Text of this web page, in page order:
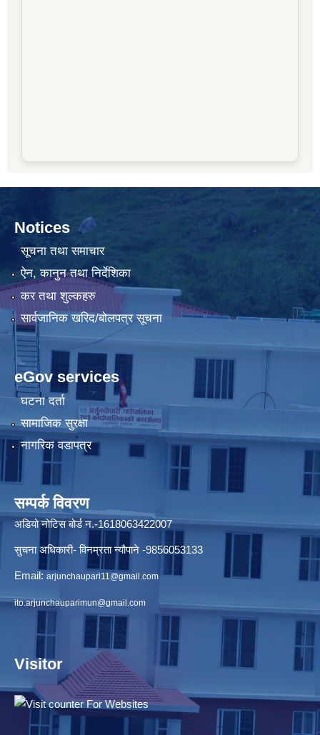
Notices
सूचना तथा समाचार
ऐन, कानुन तथा निर्देशिका
कर तथा शुल्कहरु
सार्वजानिक खरिद/बोलपत्र सूचना
eGov services
घटना दर्ता
सामाजिक सुरक्षा
नागरिक वडापत्र
सम्पर्क विवरण
अडियो नोटिस बोर्ड न.-1618063422007
सुचना अधिकारी- विनम्रता न्यौपाने -9856053133
Email: arjunchaupari11@gmail.com
ito.arjunchauparimun@gmail.com
Visitor